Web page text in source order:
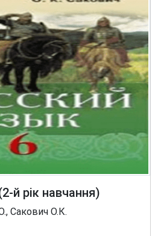
й рік навчання)
Сакович О.К.